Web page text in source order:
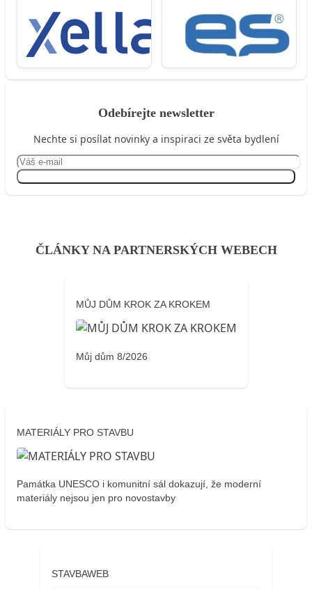
Odebírejte newsletter
Nechte si posílat novinky a inspiraci ze světa bydlení
ČLÁNKY NA PARTNERSKÝCH WEBECH
MŮJ DŮM KROK ZA KROKEM
Můj dům 8/2026
MATERIÁLY PRO STAVBU
Památka UNESCO i komunitní sál dokazují, že moderní
materiály nejsou jen pro novostavby
STAVBAWEB